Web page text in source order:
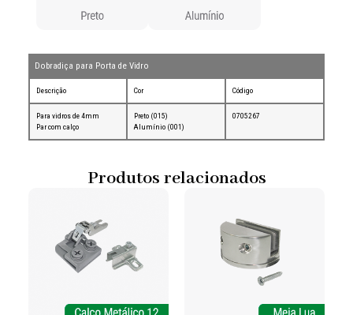
Dobradiça para Porta de Vidro
Descrição Cor Código
Para vidros de 4mm
Par com calço
Preto (015)
Alumínio (001)
0705267
Produtos relacionados